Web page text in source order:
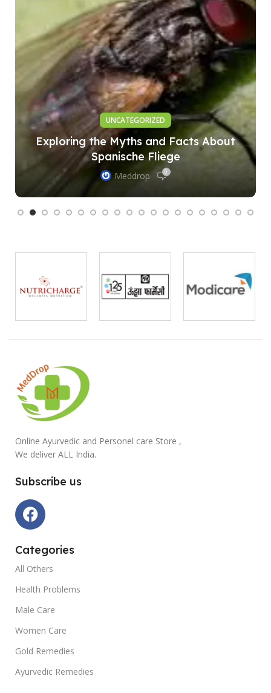
UNCATEGORIZED
Exploring the Myths and Facts About
Spanische Fliege
Meddrop 0
Online Ayurvedic and Personel care Store ,
We deliver ALL India.
Subscribe us
Categories
All Others
Health Problems
Male Care
Women Care
Gold Remedies
Ayurvedic Remedies